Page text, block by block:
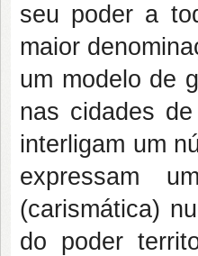
seu poder a
maior
um modelo de
nas cidades
interligam um
expressam
(carismática)
do poder